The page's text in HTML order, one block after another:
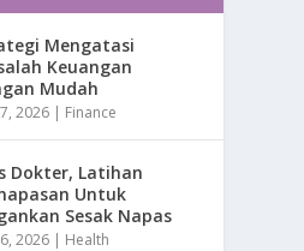
Mengatasi
Keuangan
Mudah
2026 | Finance
Dokter, Latihan
Untuk
Sesak Napas
2026 | Health